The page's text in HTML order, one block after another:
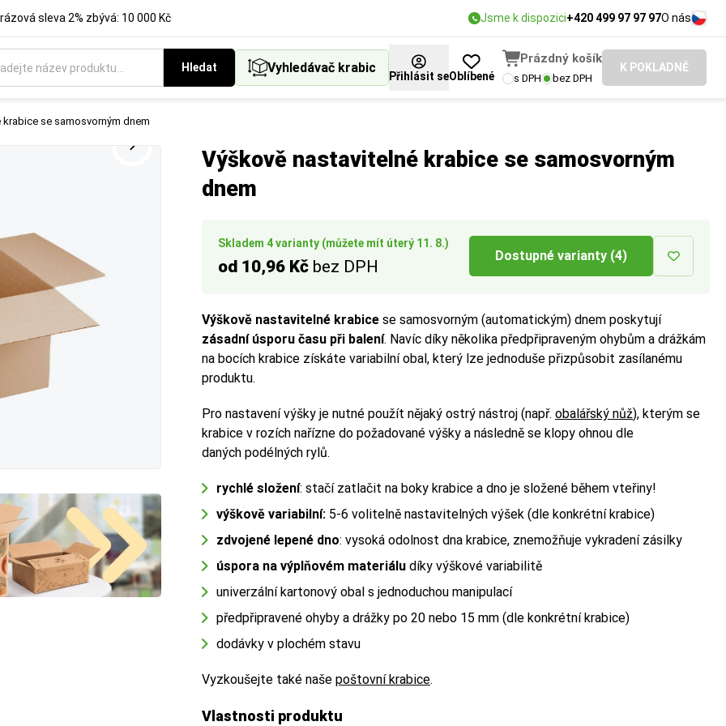
sleva 2% zbývá: 10 000 Kč Jsme k dispozici+420 499 97 97 97O nás
Hledat Vyhledávač krabic
Přihlásit seOblíbené
Prázdný košík
s DPH bez DPH
K POKLADNĚ
se samosvorným dnem
Výškově nastavitelné krabice se samosvorným
dnem
Skladem 4 varianty (můžete mít úterý 11. 8.)
od 10,96 Kč bez DPH
Dostupné varianty (4)
Výškově nastavitelné krabice se samosvorným (automatickým) dnem poskytují
zásadní úsporu času při balení. Navíc díky několika předpřipraveným ohybům a drážkám
na bocích krabice získáte variabilní obal, který lze jednoduše přizpůsobit zasílanému
produktu.
Pro nastavení výšky je nutné použít nějaký ostrý nástroj (např. obalářský nůž), kterým se
krabice v rozích nařízne do požadované výšky a následně se klopy ohnou dle
daných podélných rylů.
rychlé složení: stačí zatlačit na boky krabice a dno je složené během vteřiny!
výškově variabilní: 5-6 volitelně nastavitelných výšek (dle konkrétní krabice)
zdvojené lepené dno: vysoká odolnost dna krabice, znemožňuje vykradení zásilky
úspora na výplňovém materiálu díky výškové variabilitě
univerzální kartonový obal s jednoduchou manipulací
předpřipravené ohyby a drážky po 20 nebo 15 mm (dle konkrétní krabice)
dodávky v plochém stavu
Vyzkoušejte také naše poštovní krabice.
Vlastnosti produktu
rozdíl mezi vnějším a vnitřním měřením.
(důležitý pro dopravu)
. Důležitý při výběru přepravce (např. Zásilkovna, Balíkovna) nebo
. Vyberte vždy o něco větší rozměr, než má váš produkt —
rozdíl mezi vnějším a vnitřním měřením.
(důležitý pro dopravu)
. Důležitý při výběru přepravce (např. Zásilkovna, Balíkovna) nebo
. Vyberte vždy o něco větší rozměr, než má váš produkt —
krabice, která nejlépe vyhovuje vašemu způsobu balení a expedice.
provedení obalů a balicích materiálů podle vašich preferencí.